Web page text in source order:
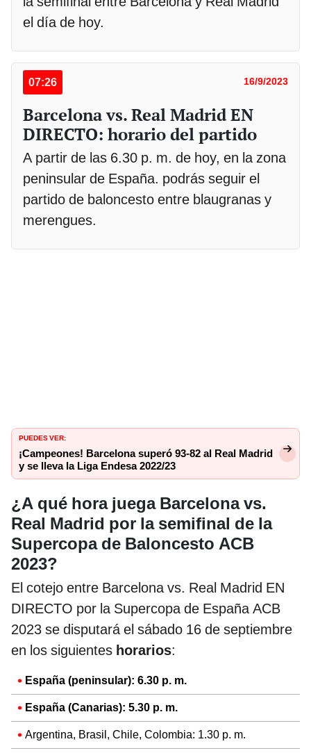
el día de hoy.
07:26 16/9/2023
Barcelona vs. Real Madrid EN
DIRECTO: horario del partido
A partir de las 6.30 p. m. de hoy, en la zona
peninsular de España. podrás seguir el
partido de baloncesto entre blaugranas y
merengues.
PUEDES VER:
¡Campeones! Barcelona superó 93-82 al Real Madrid
y se lleva la Liga Endesa 2022/23
¿A qué hora juega Barcelona vs.
Real Madrid por la semifinal de la
Supercopa de Baloncesto ACB
2023?
El cotejo entre Barcelona vs. Real Madrid EN
DIRECTO por la Supercopa de España ACB
2023 se disputará el sábado 16 de septiembre
en los siguientes horarios:
España (peninsular): 6.30 p. m.
España (Canarias): 5.30 p. m.
Argentina, Brasil, Chile, Colombia: 1.30 p. m.